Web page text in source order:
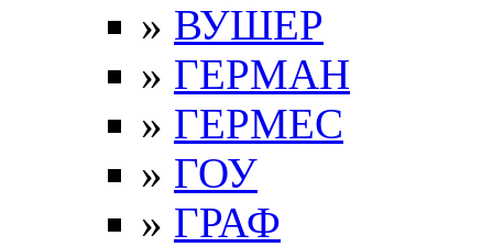
» ВУШЕР
» ГЕРМАН
» ГЕРМЕС
» ГОУ
» ГРАФ